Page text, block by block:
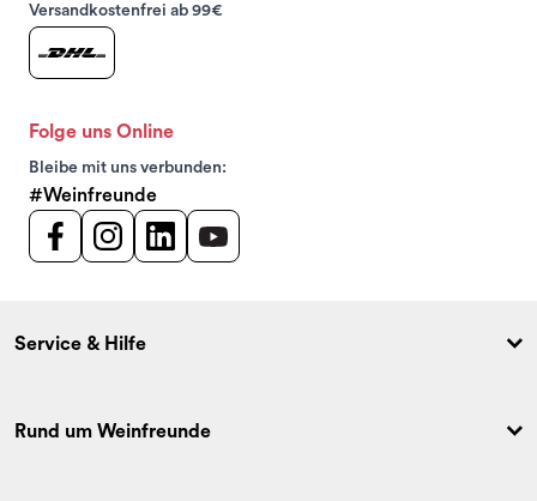
Versandkostenfrei ab 99€
Folge uns Online
Bleibe mit uns verbunden:
#Weinfreunde
Service & Hilfe
Rund um Weinfreunde